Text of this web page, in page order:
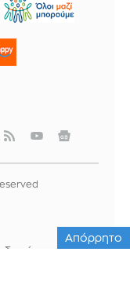
ΜΠΟΡΟΥΜΕ
Απόρρητο